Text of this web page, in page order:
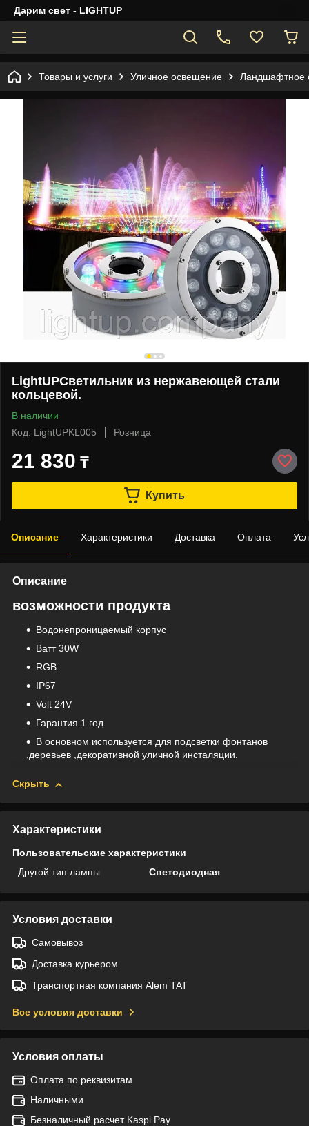
Дарим свет - LIGHTUP
Товары и услуги Уличное освещение Ландшафтное
LightUPСветильник из нержавеющей стали
кольцевой.
В наличии
Код: LightUPKL005
Розница
21 830 ₸
Купить
Описание Характеристики Доставка Оплата
Описание
возможности продукта
Водонепроницаемый корпус
Bатт 30W
RGB
IP67
Volt 24V
Гарантия 1 год
В основном используется для подсветки фонтанов
,деревьев ,декоративной уличной инсталяции.
Скрыть
Характеристики
Пользовательские характеристики
Другой тип лампы
Светодиодная
Условия доставки
Самовывоз
Доставка курьером
Транспортная компания Alem TAT
Все условия доставки
Условия оплаты
Оплата по реквизитам
Наличными
Безналичный расчет Kaspi Pay